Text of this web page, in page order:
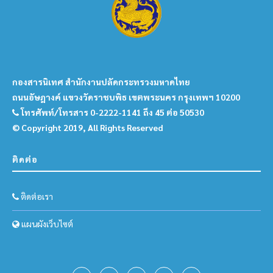
กองสารนิเทศ สำนักงานปลัดกระทรวงมหาดไทย
ถนนอัษฎางค์ แขวงวัดราชบพิธ เขตพระนคร กรุงเทพฯ 10200
โทรศัพท์/โทรสาร 0-2222-1141 ถึง 45 ต่อ 50530
© Copyright 2019, All Rights Reserved
ติดต่อ
ติดต่อเรา
แผนผังเว็บไซต์